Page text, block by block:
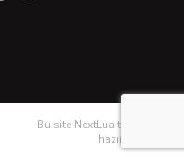
Bu site NextLua tarafından
hazırlanmıştır.